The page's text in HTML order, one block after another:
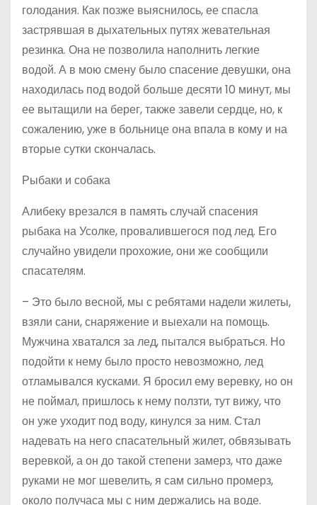
голодания. Как позже выяснилось, ее спасла
застрявшая в дыхательных путях жевательная
резинка. Она не позволила наполнить легкие
водой. А в мою смену было спасение девушки, она
находилась под водой больше десяти 10 минут, мы
ее вытащили на берег, также завели сердце, но, к
сожалению, уже в больнице она впала в кому и на
вторые сутки скончалась.
Рыбаки и собака
Алибеку врезался в память случай спасения
рыбака на Усолке, провалившегося под лед. Его
случайно увидели прохожие, они же сообщили
спасателям.
– Это было весной, мы с ребятами надели жилеты,
взяли сани, снаряжение и выехали на помощь.
Мужчина хватался за лед, пытался выбраться. Но
подойти к нему было просто невозможно, лед
отламывался кусками. Я бросил ему веревку, но он
не поймал, пришлось к нему ползти, тут вижу, что
он уже уходит под воду, кинулся за ним. Стал
надевать на него спасательный жилет, обвязывать
веревкой, а он до такой степени замерз, что даже
руками не мог шевелить, я сам сильно промерз,
около получаса мы с ним держались на воде.